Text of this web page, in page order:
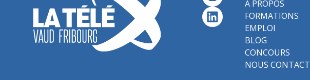
À PROPOS
FORMATIONS
EMPLOI
BLOG
CONCOURS
NOUS